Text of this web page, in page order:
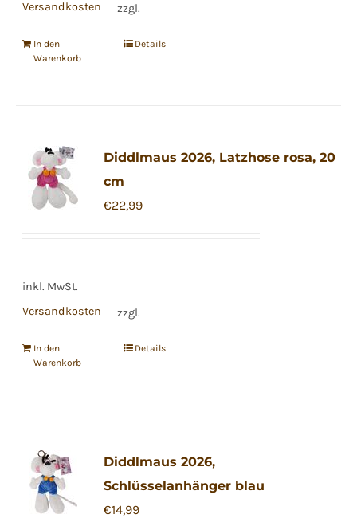
zzgl.
Versandkosten
In den
Warenkorb
Details
Diddlmaus 2026, Latzhose rosa, 20
cm
€22,99
inkl. MwSt.
zzgl.
Versandkosten
In den
Warenkorb
Details
Diddlmaus 2026,
Schlüsselanhänger blau
€14,99